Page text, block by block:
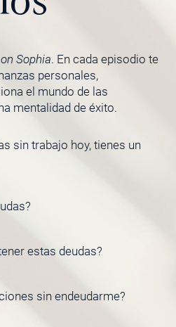
Sophia. En cada episodio te
personales,
el mundo de las
mentalidad de éxito.
sin trabajo hoy, tienes un
estas deudas?
sin endeudarme?
PÁGINAPÁGINAPÁGINAPÁGINA